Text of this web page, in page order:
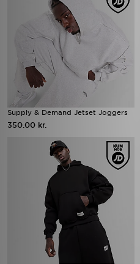
Supply & Demand Jetset Joggers
350.00 kr.